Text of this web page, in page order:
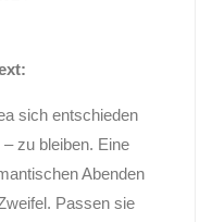
sich entschieden
zu bleiben. Eine
Abenden
Passen sie